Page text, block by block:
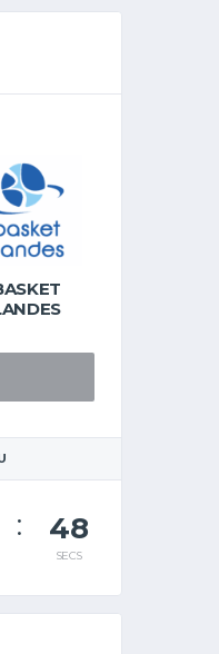
47
SECS